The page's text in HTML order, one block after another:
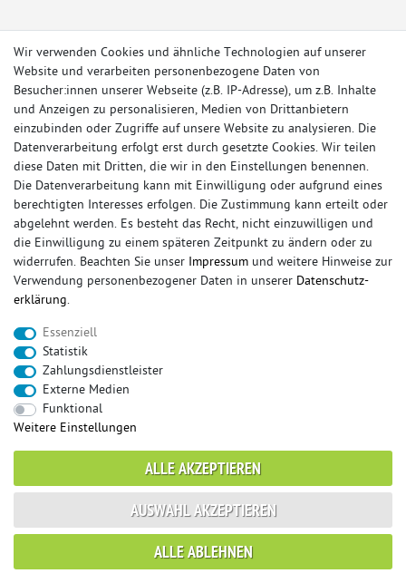
© Copyright 2026 Sportauspuff-Store.de - Alle Rechte vorbehalten.
Preisangaben inkl. gesetzlicher MwSt. und zzgl. Versandkosten
Das Internetportal für Sportendschalldämpfer, Komplettanlagen,
Rennsportanlagen, Sportendrohre, Universalteile, Fächerkrümmer,
Vorschalldämpfer, Sportkat, Ersatzrohr und Auspuffzubehör.
FOX, REMUS, FSW, FRIEDRICH MOTORSPORT, EISENMANN, ULTER
SPORT, NOVUS
sportauspuff sportkat
endrohr
downpipe
mittelschalldämpfer
fächerkrümmer
ulter
vorschalldämpfer
fsw
duplex milltek
entnehmen Sie bitte der Schaltfläche mit den Versandinformationen
Wir verwenden Cookies und ähnliche Technologien auf unserer
Website und verarbeiten personenbezogene Daten von
Besucher:innen unserer Webseite (z.B. IP-Adresse), um z.B. Inhalte
und Anzeigen zu personalisieren, Medien von Drittanbietern
einzubinden oder Zugriffe auf unsere Website zu analysieren. Die
Datenverarbeitung erfolgt erst durch gesetzte Cookies. Wir teilen
diese Daten mit Dritten, die wir in den Einstellungen benennen.
Die Datenverarbeitung kann mit Einwilligung oder aufgrund eines
berechtigten Interesses erfolgen. Die Zustimmung kann erteilt oder
abgelehnt werden. Es besteht das Recht, nicht einzuwilligen und
die Einwilligung zu einem späteren Zeitpunkt zu ändern oder zu
widerrufen. Beachten Sie unser Impressum und weitere Hinweise zur
Verwendung personenbezogener Daten in unserer Daten­schutz­
erklärung.
Essenziell
Statistik
Zahlungsdienstleister
Externe Medien
Funktional
Weitere Einstellungen
ALLE AKZEPTIEREN
ALLE ABLEHNEN
AUSWAHL AKZEPTIEREN